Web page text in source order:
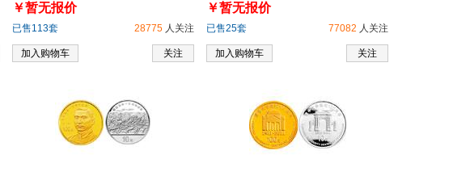
￥暂无报价
28775 人关注
已售113套
关注
加入购物车
￥暂无报价
77082 人关注
已售25套
关注
加入购物车